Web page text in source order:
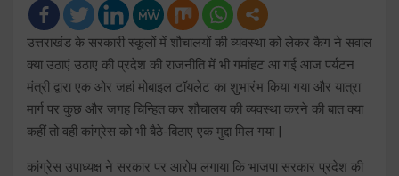
उत्तराखंड के सरकारी स्कूलों में शौचालयों की व्यवस्था को लेकर कैग ने सवाल
क्या उठाएं उठाए की प्रदेश की राजनीति में भी गर्माहट आ गई आज पर्यटन
मंत्री द्वारा एक ओर जहां मोबाइल टॉयलेट का शुभारंभ किया गया और यात्रा
मार्ग पर कुछ और जगह चिन्हित कर शौचालय की व्यवस्था करने की बात क्या
कहीं तो वही कांग्रेस को भी बैठे-बिठाए एक मुद्दा मिल गया |
कांग्रेस उपाध्यक्ष ने सरकार पर आरोप लगाया कि भाजपा सरकार प्रदेश की